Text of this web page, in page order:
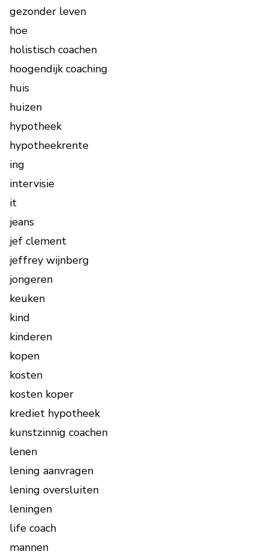
gezonder leven
hoe
holistisch coachen
hoogendijk coaching
huis
huizen
hypotheek
hypotheekrente
ing
intervisie
it
jeans
jef clement
jeffrey wijnberg
jongeren
keuken
kind
kinderen
kopen
kosten
kosten koper
krediet hypotheek
kunstzinnig coachen
lenen
lening aanvragen
lening oversluiten
leningen
life coach
mannen